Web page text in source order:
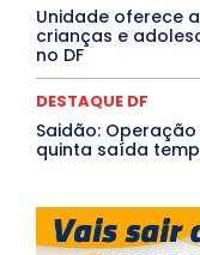
Unidade oferece
crianças e
no DF
DESTAQUE DF
Saidão:
quinta saída